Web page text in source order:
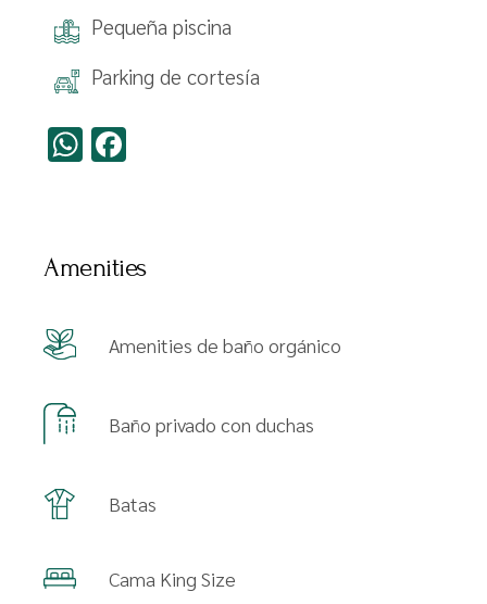
Pequeña piscina
Parking de cortesía
WhatsApp
Amenities
Amenities de baño orgánico
Baño privado con duchas
Batas
Cama King Size